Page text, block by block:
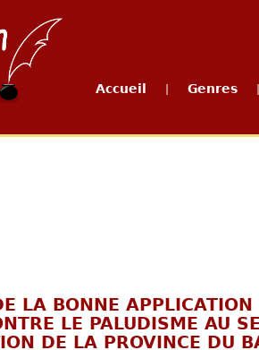
Accueil Genres
LA BONNE
LE PALUDISME AU
DE LA PROVINCE DU